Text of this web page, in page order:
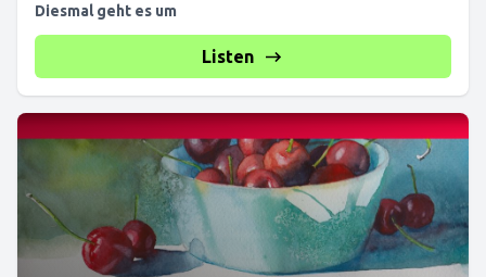
Diesmal geht es um
Listen